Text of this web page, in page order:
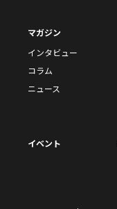
マガジン
インタビュー
コラム
ニュース
イベント